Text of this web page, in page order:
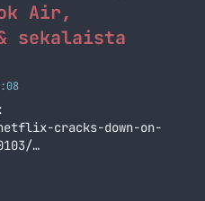
kannataa käydä
mielenkiintoista
lukemista 024
eetterissä
Air,
sekalaista
cracks-down-on-
xiaomi-redmi-2-